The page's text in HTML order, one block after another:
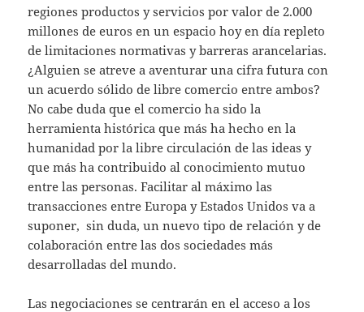
regiones productos y servicios por valor de 2.000
millones de euros en un espacio hoy en día repleto
de limitaciones normativas y barreras arancelarias.
¿Alguien se atreve a aventurar una cifra futura con
un acuerdo sólido de libre comercio entre ambos?
No cabe duda que el comercio ha sido la
herramienta histórica que más ha hecho en la
humanidad por la libre circulación de las ideas y
que más ha contribuido al conocimiento mutuo
entre las personas. Facilitar al máximo las
transacciones entre Europa y Estados Unidos va a
suponer, sin duda, un nuevo tipo de relación y de
colaboración entre las dos sociedades más
desarrolladas del mundo.
Las negociaciones se centrarán en el acceso a los